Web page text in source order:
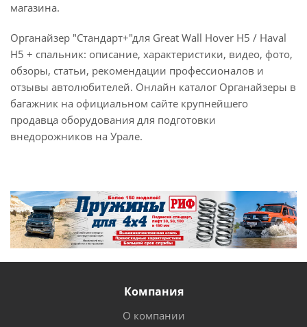
магазина.
Органайзер "Стандарт+"для Great Wall Hover H5 / Haval
H5 + спальник: описание, характеристики, видео, фото,
обзоры, статьи, рекомендации профессионалов и
отзывы автолюбителей. Онлайн каталог Органайзеры в
багажник на официальном сайте крупнейшего
продавца оборудования для подготовки
внедорожников на Урале.
Компания
О компании